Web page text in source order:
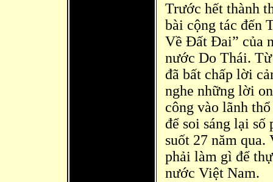
Trước hết thành
bài cộng tác đến
Về Đất Đai” của
nước Do Thái.
đã bất chấp lời
nghe những lời
công vào lãnh thổ
để soi sáng lại số
suốt 27 năm qua.
phải làm gì để
nước Việt Nam.